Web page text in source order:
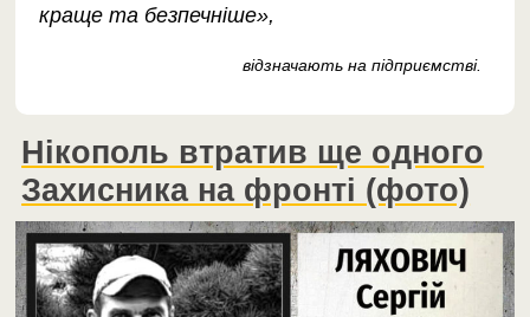
краще та безпечніше»,
відзначають на підприємстві.
Нікополь втратив ще одного
Захисника на фронті (фото)